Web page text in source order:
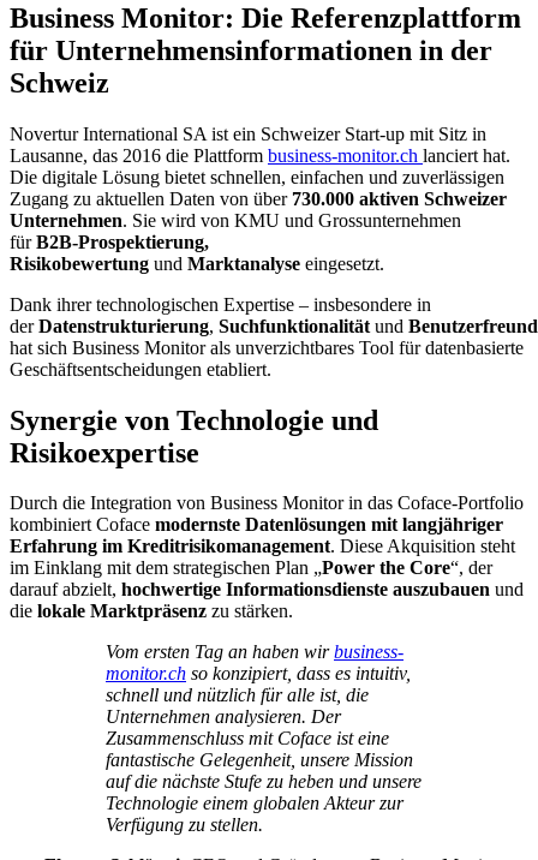
Business Monitor: Die Referenzplattform
für Unternehmensinformationen in der
Schweiz
Novertur International SA ist ein Schweizer Start-up mit Sitz in
Lausanne, das 2016 die Plattform business-monitor.ch lanciert hat.
Die digitale Lösung bietet schnellen, einfachen und zuverlässigen
Zugang zu aktuellen Daten von über 730.000 aktiven Schweizer
Unternehmen. Sie wird von KMU und Grossunternehmen
fürB2B-Prospektierung,
Risikobewertung und Marktanalyse eingesetzt.
Dank ihrer technologischen Expertise – insbesondere in
derDatenstrukturierung, Suchfunktionalität und
hat sich Business Monitor als unverzichtbares Tool für datenbasierte
Geschäftsentscheidungen etabliert.
Synergie von Technologie und
Risikoexpertise
Durch die Integration von Business Monitor in das Coface-Portfolio
kombiniert Coface modernste Datenlösungen mit langjähriger
Erfahrung im Kreditrisikomanagement. Diese Akquisition steht
im Einklang mit dem strategischen Plan „Power the Core“, der
darauf abzielt, hochwertige Informationsdienste auszubauen und
die lokale Marktpräsenz zu stärken.
Vom ersten Tag an haben wirbusiness-
monitor.ch so konzipiert, dass es intuitiv,
schnell und nützlich für alle ist, die
Unternehmen analysieren. Der
Zusammenschluss mit Coface ist eine
fantastische Gelegenheit, unsere Mission
auf die nächste Stufe zu heben und unsere
Technologie einem globalen Akteur zur
Verfügung zu stellen.